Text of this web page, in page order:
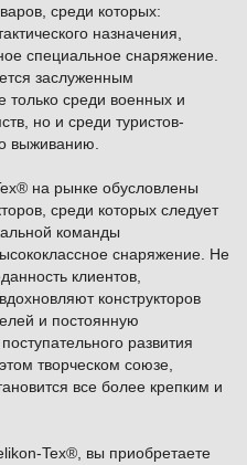
среди которых:
назначения,
специальное снаряжение.
заслуженным
среди военных и
но и среди туристов-
выживанию.
на рынке обусловлены
среди которых следует
команды
снаряжение. Не
клиентов,
конструкторов
и постоянную
развития
творческом союзе,
все более крепким и
Tex®, вы приобретаете